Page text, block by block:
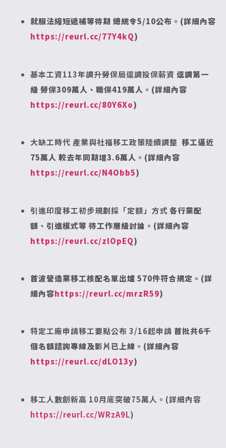
就服法縮短遞補等待期 總統令5/10公布。(詳細內容
https://reurl.cc/77Y4kQ)
基本工資113年調升勞保局逕調投保薪資 逕調第一
級 勞保309萬人、職保419萬人。(詳細內容
https://reurl.cc/80Y6Xo)
大缺工時代 產業與社福移工政策陸續調整 移工逼近
75萬人 較去年同期增3.6萬人。(詳細內容
https://reurl.cc/N4Obb5)
引進印度移工初步規劃採「定額」方式各行業配
額、引進模式等 待工作層級討論。(詳細內容
https://reurl.cc/zlOpEQ)
首波營造業移工核配名單出爐 570件符合規定。(詳
細內容https://reurl.cc/mrzR59)
特定工廠申請移工要點公布 3/16起申請 首批共6千
個名額諮詢專線及影片已上線。(詳細內容
https://reurl.cc/dLO13y)
移工人數創新高 10月底突破75萬人。(詳細內容
https://reurl.cc/WRzA9L)